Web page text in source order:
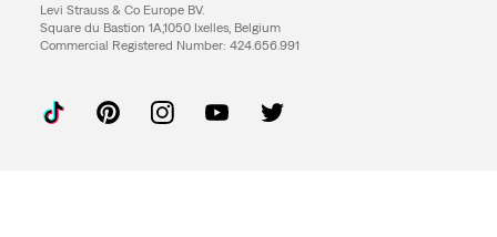
Levi Strauss & Co Europe BV.
Square du Bastion 1A,1050 Ixelles, Belgium
Commercial Registered Number: 424.656.991